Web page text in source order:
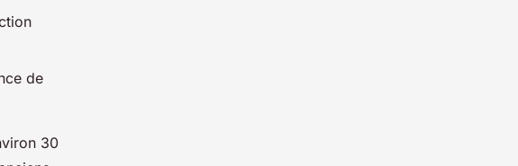
de
30